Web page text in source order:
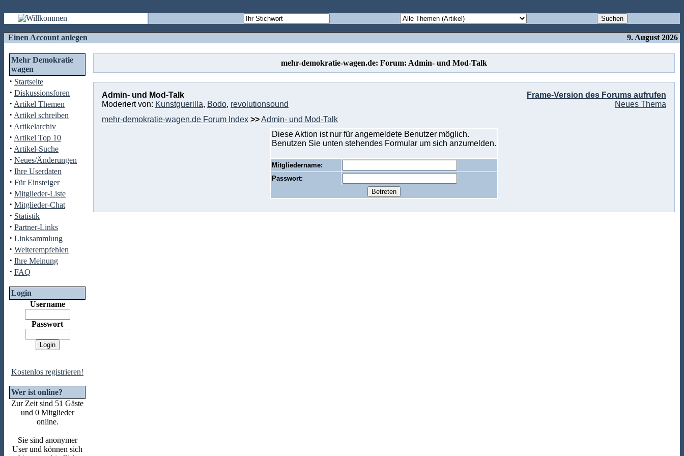
Einen Account anlegen 9. August 2026
Mehr Demokratie
wagen
· Startseite
· Diskussionsforen
· Artikel Themen
· Artikel schreiben
· Artikelarchiv
· Artikel Top 10
· Artikel-Suche
· Neues/Änderungen
· Ihre Userdaten
· Für Einsteiger
· Mitglieder-Liste
· Mitglieder-Chat
· Statistik
· Partner-Links
· Linksammlung
· Weiterempfehlen
· Ihre Meinung
· FAQ
Login
Username
Passwort
Kostenlos registrieren!
Wer ist online?
Zur Zeit sind 51 Gäste
und 0 Mitglieder
online.
Sie sind anonymer
User und können sich
mehr-demokratie-wagen.de: Forum: Admin- und Mod-Talk
Admin- und Mod-Talk
Moderiert von: Kunstguerilla, Bodo, revolutionsound
Frame-Version des Forums aufrufen
Neues Thema
mehr-demokratie-wagen.de Forum Index >>Admin- und Mod-Talk
Diese Aktion ist nur für angemeldete Benutzer möglich.
Benutzen Sie unten stehendes Formular um sich anzumelden.
Mitgliedername:
Passwort: